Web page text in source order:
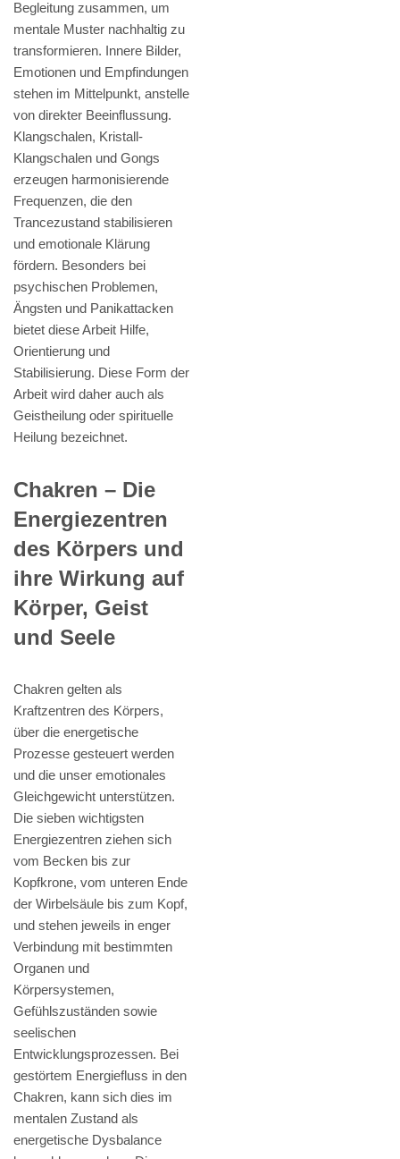
Begleitung zusammen, um
mentale Muster nachhaltig zu
transformieren. Innere Bilder,
Emotionen und Empfindungen
stehen im Mittelpunkt, anstelle
von direkter Beeinflussung.
Klangschalen, Kristall-
Klangschalen und Gongs
erzeugen harmonisierende
Frequenzen, die den
Trancezustand stabilisieren
und emotionale Klärung
fördern. Besonders bei
psychischen Problemen,
Ängsten und Panikattacken
bietet diese Arbeit Hilfe,
Orientierung und
Stabilisierung. Diese Form der
Arbeit wird daher auch als
Geistheilung oder spirituelle
Heilung bezeichnet.
Chakren – Die
Energiezentren
des Körpers und
ihre Wirkung auf
Körper, Geist
und Seele
Chakren gelten als
Kraftzentren des Körpers,
über die energetische
Prozesse gesteuert werden
und die unser emotionales
Gleichgewicht unterstützen.
Die sieben wichtigsten
Energiezentren ziehen sich
vom Becken bis zur
Kopfkrone, vom unteren Ende
der Wirbelsäule bis zum Kopf,
und stehen jeweils in enger
Verbindung mit bestimmten
Organen und
Körpersystemen,
Gefühlszuständen sowie
seelischen
Entwicklungsprozessen. Bei
gestörtem Energiefluss in den
Chakren, kann sich dies im
mentalen Zustand als
energetische Dysbalance